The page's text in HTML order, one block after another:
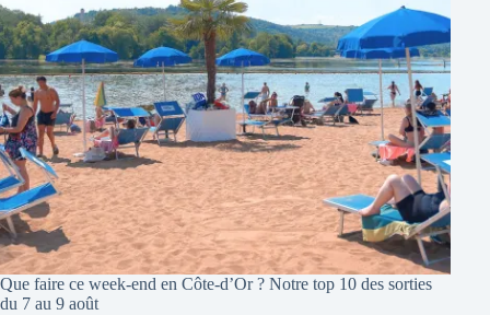
Que faire ce week-end en Côte-d’Or ? Notre top 10 des sorties
du 7 au 9 août